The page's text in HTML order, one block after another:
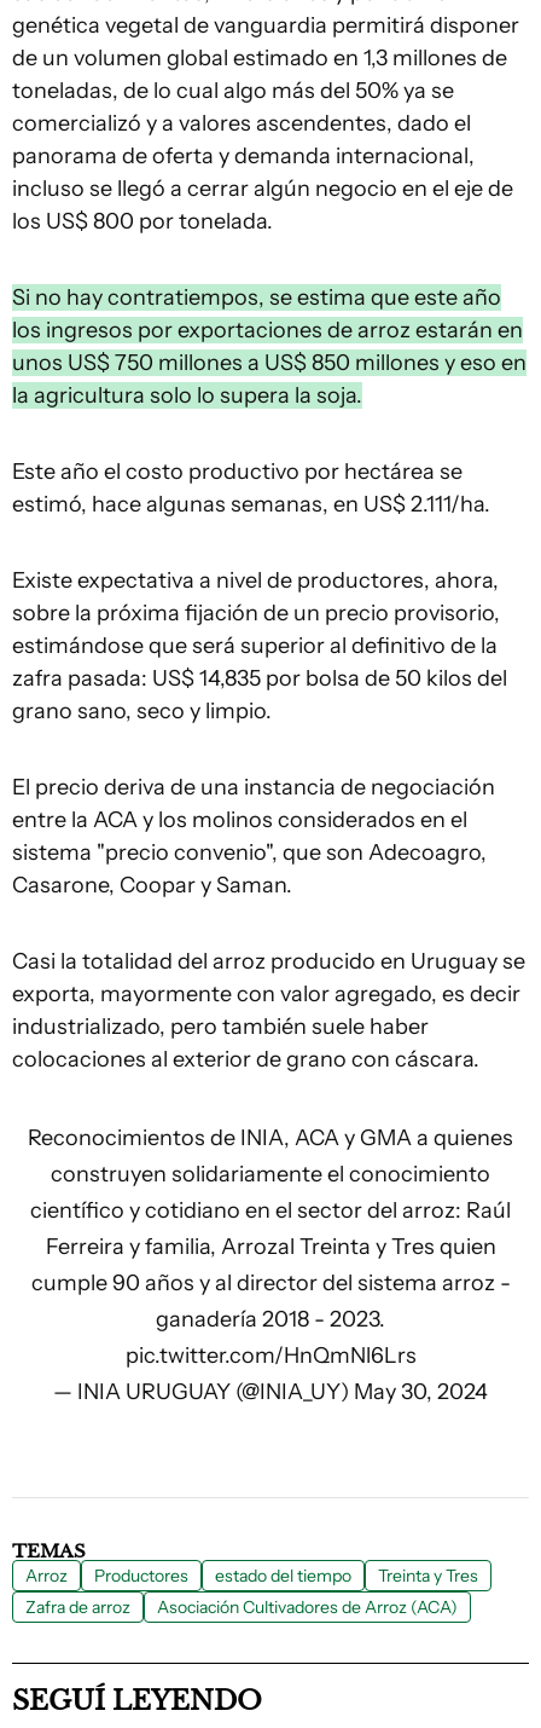
genética vegetal de vanguardia permitirá disponer
de un volumen global estimado en 1,3 millones de
toneladas, de lo cual algo más del 50% ya se
comercializó y a valores ascendentes, dado el
panorama de oferta y demanda internacional,
incluso se llegó a cerrar algún negocio en el eje de
los US$ 800 por tonelada.
Si no hay contratiempos, se estima que este año
los ingresos por exportaciones de arroz estarán en
unos US$ 750 millones a US$ 850 millones y eso en
la agricultura solo lo supera la soja.
Este año el costo productivo por hectárea se
estimó, hace algunas semanas, en US$ 2.111/ha.
Existe expectativa a nivel de productores, ahora,
sobre la próxima fijación de un precio provisorio,
estimándose que será superior al definitivo de la
zafra pasada: US$ 14,835 por bolsa de 50 kilos del
grano sano, seco y limpio.
El precio deriva de una instancia de negociación
entre la ACA y los molinos considerados en el
sistema "precio convenio", que son Adecoagro,
Casarone, Coopar y Saman.
Casi la totalidad del arroz producido en Uruguay se
exporta, mayormente con valor agregado, es decir
industrializado, pero también suele haber
colocaciones al exterior de grano con cáscara.
Reconocimientos de INIA, ACA y GMA a quienes
construyen solidariamente el conocimiento
científico y cotidiano en el sector del arroz: Raúl
Ferreira y familia, Arrozal Treinta y Tres quien
cumple 90 años y al director del sistema arroz -
ganadería 2018 - 2023.
pic.twitter.com/HnQmNl6Lrs
— INIA URUGUAY (@INIA_UY) May 30, 2024
TEMAS
Arroz Productores estado del tiempo
Treinta y Tres
Zafra de arroz
Asociación Cultivadores de Arroz (ACA)
SEGUÍ LEYENDO